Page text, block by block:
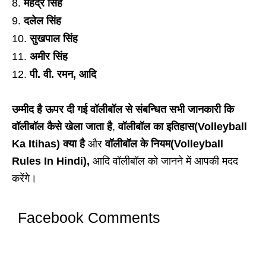
महेंद्र सिंह
दलेल सिंह
सुखपाल सिंह
अमीर सिंह
पी. वी. रमन, आदि
उम्मीद है ऊपर दी गई वॉलीबॉल से संबन्धित सभी जानकारी कि
वॉलीबॉल कैसे खेला जाता है,वॉलीबॉल का इतिहास(Volleyball
Ka Itihas) क्या हैऔरवॉलीबॉल के नियम(Volleyball
Rules In Hindi), आदि वॉलीबॉल को जानने में आपकी मदद
करेंगे।
Facebook Comments